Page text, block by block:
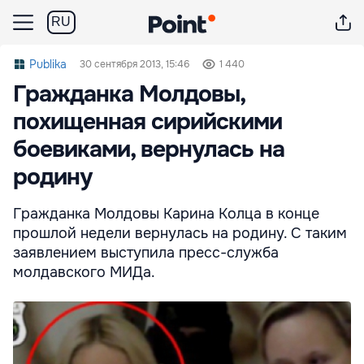
RU
Publika 30 сентября 2013, 15:46 1 440
Гражданка Молдовы,
похищенная сирийскими
боевиками, вернулась на
родину
Гражданка Молдовы Карина Колца в конце
прошлой недели вернулась на родину. С таким
заявлением выступила пресс-служба
молдавского МИДа.